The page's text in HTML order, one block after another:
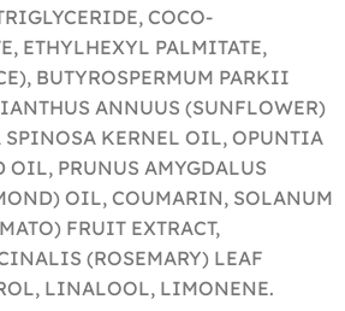
COCO-
ETHYLHEXYL PALMITATE,
BUTYROSPERMUM PARKII
ANNUUS (SUNFLOWER)
KERNEL OIL, OPUNTIA
PRUNUS AMYGDALUS
OIL, COUMARIN, SOLANUM
FRUIT EXTRACT,
(ROSEMARY) LEAF
LINALOOL, LIMONENE.